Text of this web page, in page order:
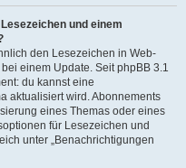
und einem
den Lesezeichen in Web-
einem Update. Seit phpBB 3.1
du kannst eine
aktualisiert wird. Abonnements
eines Themas oder eines
für Lesezeichen und
unter „Benachrichtigungen